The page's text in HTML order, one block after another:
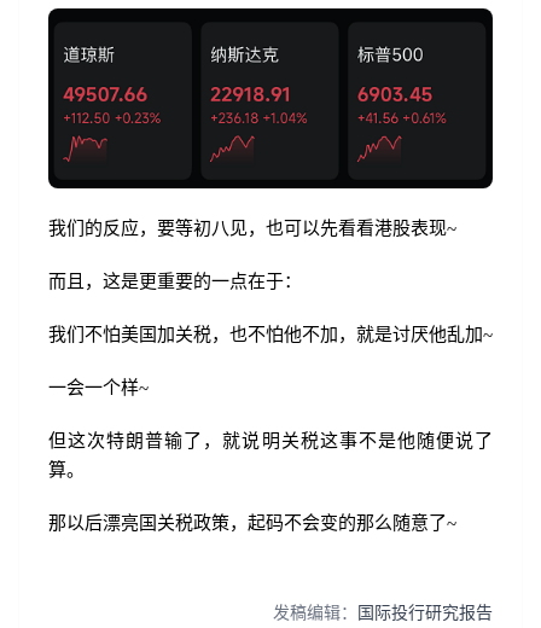
我们的反应，要等初八见，也可以先看看港股表现~
而且，这是更重要的一点在于：
我们不怕美国加关税，也不怕他不加，就是讨厌他乱加~
一会一个样~
但这次特朗普输了，就说明关税这事不是他随便说了
算。
那以后漂亮国关税政策，起码不会变的那么随意了~
发稿编辑： 国际投行研究报告